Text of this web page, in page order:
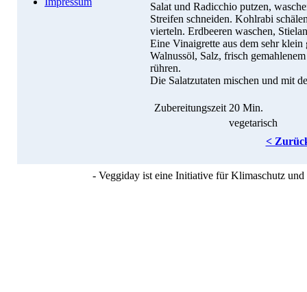
Salat und Radicchio putzen,
Streifen schneiden. Kohlrabi
vierteln. Erdbeeren waschen,
Eine Vinaigrette aus dem sehr
Walnussöl, Salz, frisch
rühren.
Die Salatzutaten mischen und mit
Zubereitungszeit 20 Min.
vegetarisch
<
- Veggiday ist eine Initiative für Klimaschutz